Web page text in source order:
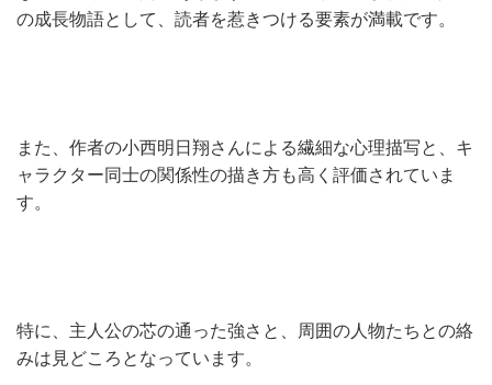
の成長物語として、読者を惹きつける要素が満載です。
また、作者の小西明日翔さんによる繊細な心理描写と、キ
ャラクター同士の関係性の描き方も高く評価されていま
す。
特に、主人公の芯の通った強さと、周囲の人物たちとの絡
みは見どころとなっています。